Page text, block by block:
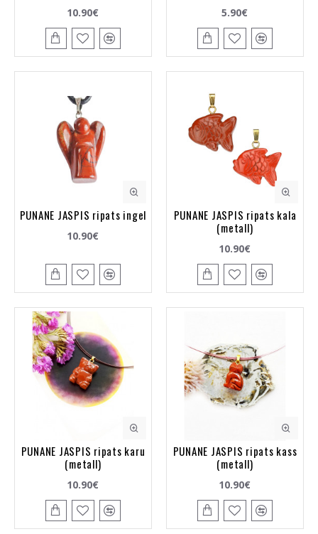
10.90€ 5.90€
PUNANE JASPIS ripats ingel
10.90€
PUNANE JASPIS ripats kala
(metall)
10.90€
PUNANE JASPIS ripats karu
(metall)
10.90€
PUNANE JASPIS ripats kass
(metall)
10.90€